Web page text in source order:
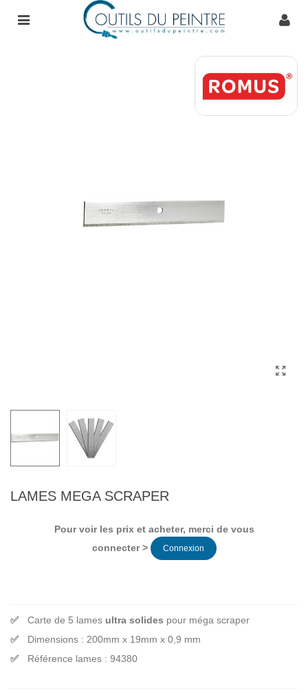
LAMES MEGA SCRAPER
Pour voir les prix et acheter, merci de vous
connecter >
Connexion
Carte de 5 lames ultra solides pour méga scraper
Dimensions : 200mm x 19mm x 0,9 mm
Référence lames : 94380